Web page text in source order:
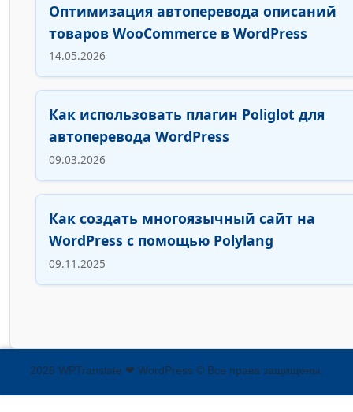
Оптимизация автоперевода описаний
товаров WooCommerce в WordPress
14.05.2026
Как использовать плагин Poliglot для
автоперевода WordPress
09.03.2026
Как создать многоязычный сайт на
WordPress с помощью Polylang
09.11.2025
2026 WPTranslate ❤ WordPress © Все права защищены.